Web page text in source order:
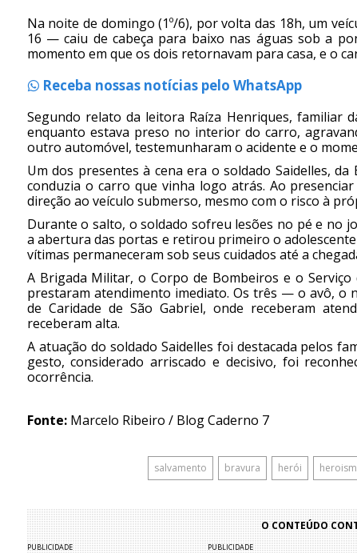
Na noite de domingo (1º/6), por volta das 18h, um
16 — caiu de cabeça para baixo nas águas sob a
momento em que os dois retornavam para casa, e o
Receba nossas notícias pelo WhatsApp
Segundo relato da leitora Raíza Henriques, familiar
enquanto estava preso no interior do carro,
outro automóvel, testemunharam o acidente e o
Um dos presentes à cena era o soldado Saidelles,
conduzia o carro que vinha logo atrás. Ao
direção ao veículo submerso, mesmo com o risco à
Durante o salto, o soldado sofreu lesões no pé e no
a abertura das portas e retirou primeiro o
vítimas permaneceram sob seus cuidados até a
A Brigada Militar, o Corpo de Bombeiros e o
prestaram atendimento imediato. Os três — o avô, o
de Caridade de São Gabriel, onde receberam
receberam alta.
A atuação do soldado Saidelles foi destacada pelos
gesto, considerado arriscado e decisivo, foi
ocorrência.
Fonte:Marcelo Ribeiro / Blog Caderno 7
salvamento bravura herói
O CONTEÚDO
PUBLICIDADE PUBLICIDADE